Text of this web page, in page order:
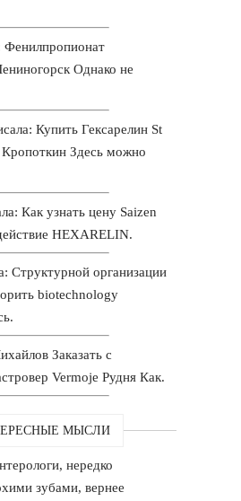
Фенилпропионат
Однако не
Купить Гексарелин St
Здесь можно
Как узнать цену Saizen
HEXARELIN.
Структурной организации
biotechnology
Заказать с
Vermoje Рудня Как.
МЫСЛИ
нередко
зубами, вернее